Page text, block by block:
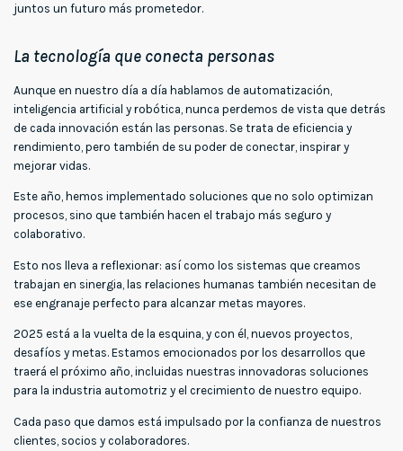
juntos un futuro más prometedor.
La tecnología que conecta personas
Aunque en nuestro día a día hablamos de automatización,
inteligencia artificial y robótica, nunca perdemos de vista que detrás
de cada innovación están las personas. Se trata de eficiencia y
rendimiento, pero también de su poder de conectar, inspirar y
mejorar vidas.
Este año, hemos implementado soluciones que no solo optimizan
procesos, sino que también hacen el trabajo más seguro y
colaborativo.
Esto nos lleva a reflexionar: así como los sistemas que creamos
trabajan en sinergia, las relaciones humanas también necesitan de
ese engranaje perfecto para alcanzar metas mayores.
2025 está a la vuelta de la esquina, y con él, nuevos proyectos,
desafíos y metas. Estamos emocionados por los desarrollos que
traerá el próximo año, incluidas nuestras innovadoras soluciones
para la industria automotriz y el crecimiento de nuestro equipo.
Cada paso que damos está impulsado por la confianza de nuestros
clientes, socios y colaboradores.
00:00